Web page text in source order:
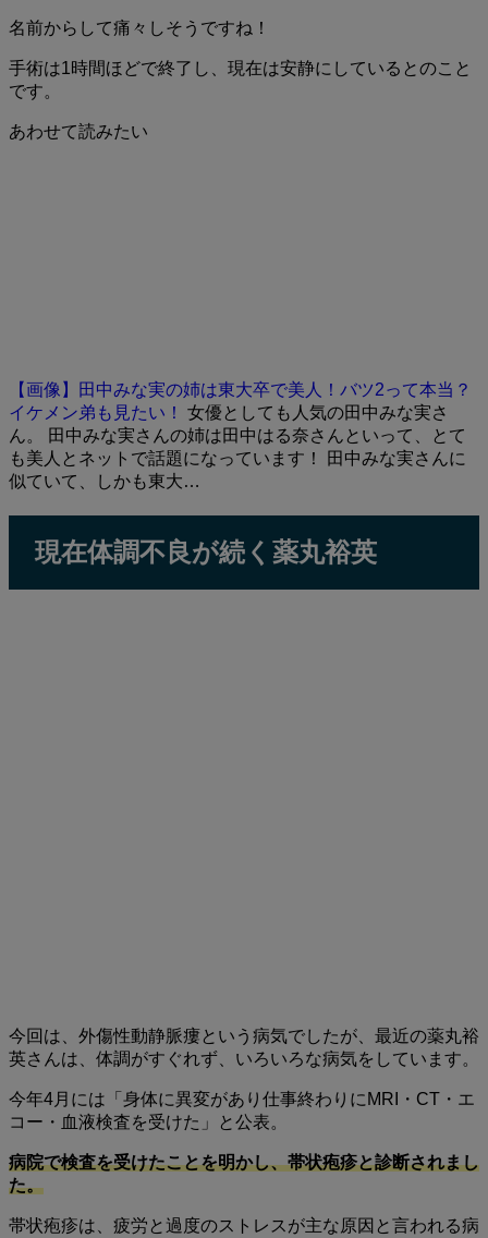
名前からして痛々しそうですね！
手術は1時間ほどで終了し、現在は安静にしているとのこと
です。
あわせて読みたい
【画像】田中みな実の姉は東大卒で美人！バツ2って本当？
イケメン弟も見たい！
女優としても人気の田中みな実さ
ん。 田中みな実さんの姉は田中はる奈さんといって、とて
も美人とネットで話題になっています！ 田中みな実さんに
似ていて、しかも東大…
現在体調不良が続く薬丸裕英
今回は、外傷性動静脈瘻という病気でしたが、最近の薬丸裕
英さんは、体調がすぐれず、いろいろな病気をしています。
今年4月には「身体に異変があり仕事終わりにMRI・CT・エ
コー・血液検査を受けた」と公表。
病院で検査を受けたことを明かし、帯状疱疹と診断されまし
た。
帯状疱疹は、疲労と過度のストレスが主な原因と言われる病